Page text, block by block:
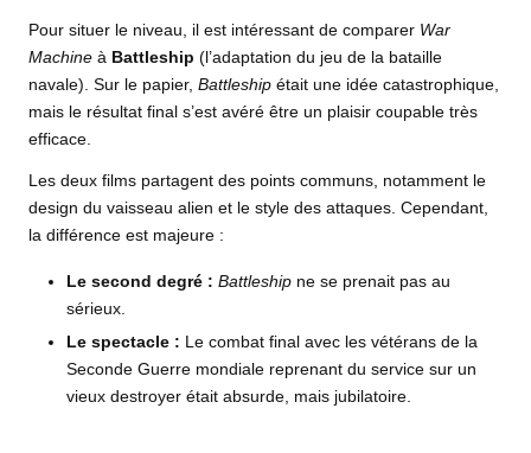
Pour situer le niveau, il est intéressant de comparer War
Machine à Battleship (l’adaptation du jeu de la bataille
navale). Sur le papier, Battleship était une idée catastrophique,
mais le résultat final s’est avéré être un plaisir coupable très
efficace.
Les deux films partagent des points communs, notamment le
design du vaisseau alien et le style des attaques. Cependant,
la différence est majeure :
Le second degré : Battleship ne se prenait pas au
sérieux.
Le spectacle : Le combat final avec les vétérans de la
Seconde Guerre mondiale reprenant du service sur un
vieux destroyer était absurde, mais jubilatoire.